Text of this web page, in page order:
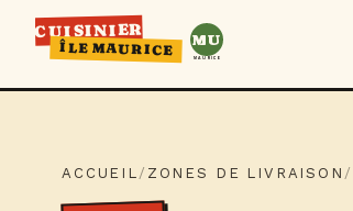
CUISINIER
ÎLE MAURICE MU
MAURICE
ACCUEIL / ZONES DE LIVRAISON /